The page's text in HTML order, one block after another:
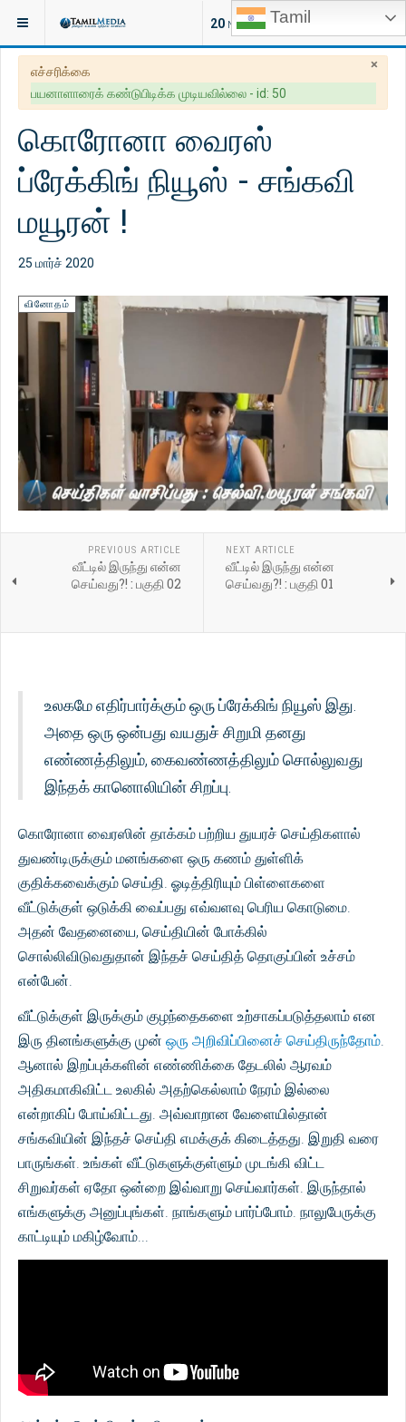
Tamil
20 NEW ARTICLES
இருக்குமிடம்: வாழ்வியல்
×
எச்சரிக்கை
பயனாளாரைக் கண்டுபிடிக்க முடியவில்லை - id: 50
கொரோனா வைரஸ்
ப்ரேக்கிங் நியூஸ் - சங்கவி
மயூரன் !
25 மார்ச் 2020
வினோதம்
PREVIOUS ARTICLE
வீட்டில் இருந்து என்ன
செய்வது?! : பகுதி 02
NEXT ARTICLE
வீட்டில் இருந்து என்ன
செய்வது?! : பகுதி 01
உலகமே எதிர்பார்க்கும் ஒரு ப்ரேக்கிங் நியூஸ் இது.
அதை ஒரு ஒன்பது வயதுச் சிறுமி தனது
எண்ணத்திலும், கைவண்ணத்திலும் சொல்லுவது
இந்தக் கானொலியின் சிறப்பு.
கொரோனா வைரஸின் தாக்கம் பற்றிய துயரச் செய்திகளால்
துவண்டிருக்கும் மனங்களை ஒரு கணம் துள்ளிக்
குதிக்கவைக்கும் செய்தி. ஓடித்திரியும் பிள்ளைகளை
வீட்டுக்குள் ஒடுக்கி வைப்பது எவ்வளவு பெரிய கொடுமை.
அதன் வேதனையை, செய்தியின் போக்கில்
சொல்லிவிடுவதுதான் இந்தச் செய்தித் தொகுப்பின் உச்சம்
என்பேன்.
வீட்டுக்குள் இருக்கும் குழந்தைகளை உற்சாகப்படுத்தலாம் என
இரு தினங்களுக்கு முன் ஒரு அறிவிப்பினைச் செய்திருந்தோம்.
ஆனால் இறப்புக்களின் எண்ணிக்கை தேடலில் ஆரவம்
அதிகமாகிவிட்ட உலகில் அதற்கெல்லாம் நேரம் இல்லை
என்றாகிப் போய்விட்டது. அவ்வாறான வேளையில்தான்
சங்கவியின் இந்தச் செய்தி எமக்குக் கிடைத்தது. இறுதி வரை
பாருங்கள். உங்கள் வீட்டுகளுக்குள்ளும் முடங்கி விட்ட
சிறுவர்கள் ஏதோ ஒன்றை இவ்வாறு செய்வார்கள். இருந்தால்
எங்களுக்கு அனுப்புங்கள். நாங்களும் பார்ப்போம். நாலுபேருக்கு
காட்டியும் மகிழ்வோம்...